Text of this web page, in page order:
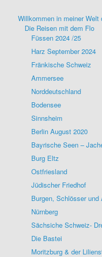
Willkommen in meiner Welt
Die Reisen mit dem Flo
Füssen 2024 /25
Harz September 2024
Fränkische Schweiz
Ammersee
Norddeutschland
Bodensee
Sinnsheim
Berlin August 2020
Bayrische Seen –
Burg Eltz
Ostfriesland
Jüdischer Friedhof
Burgen, Schlösser und
Nürnberg
Sächsiche Schweiz-
Die Bastei
Moritzburg & der